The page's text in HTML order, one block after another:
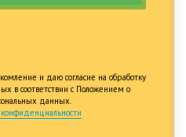
и даю согласие на обработку
в соответствии с Положением о
данных.